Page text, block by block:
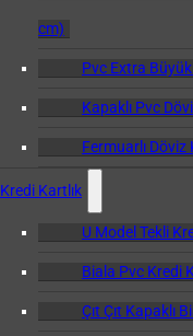
cm)
Pvc Extra
Kapaklı Pvc
Fermuarlı Döviz
Kredi Kartlık
U Model Tekli
Biala Pvc Kredi
Çıt Çıt Kapaklı